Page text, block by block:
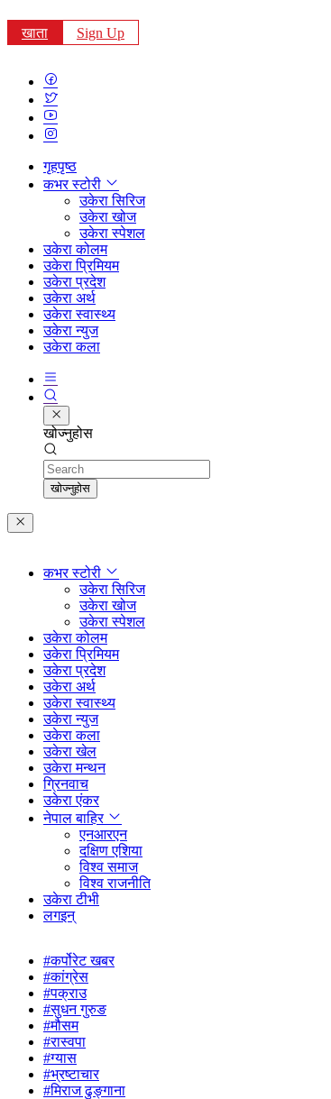
खाता Sign Up
गृहपृष्ठ
कभर स्टोरी
उकेरा सिरिज
उकेरा खोज
उकेरा स्पेशल
उकेरा कोलम
उकेरा प्रिमियम
उकेरा प्रदेश
उकेरा अर्थ
उकेरा स्वास्थ्य
उकेरा न्युज
उकेरा कला
खोज्नुहोस
Search
खोज्नुहोस
कभर स्टोरी
उकेरा सिरिज
उकेरा खोज
उकेरा स्पेशल
उकेरा कोलम
उकेरा प्रिमियम
उकेरा प्रदेश
उकेरा अर्थ
उकेरा स्वास्थ्य
उकेरा न्युज
उकेरा कला
उकेरा खेल
उकेरा मन्थन
ग्रिनवाच
उकेरा एंकर
नेपाल बाहिर
एनआरएन
दक्षिण एशिया
विश्व समाज
विश्व राजनीति
उकेरा टीभी
लगइन्
#कर्पोरेट खबर
#कांग्रेस
#पक्राउ
#सुधन गुरुङ
#मौसम
#रास्वपा
#ग्यास
#भ्रष्टाचार
#मिराज ढुङ्गाना